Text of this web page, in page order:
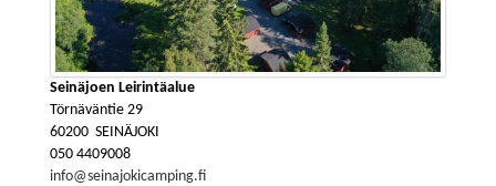
Seinäjoen Leirintäalue
Törnäväntie 29
60200 SEINÄJOKI
050 4409008
info@seinajokicamping.fi